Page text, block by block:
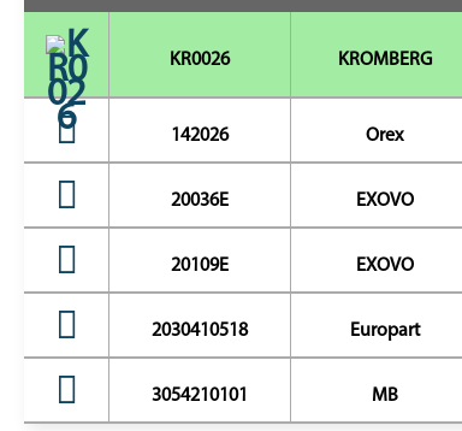
KR0026 KROMBERG
142026 Orex
20036E EXOVO
20109E EXOVO
2030410518 Europart
3054210101 MB